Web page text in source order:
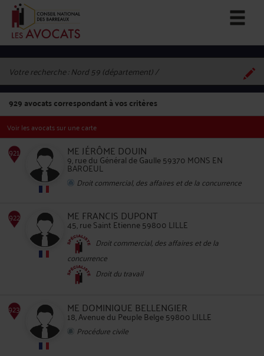
Votre recherche :Nord 59 (département)
929avocats correspondant à vos critères
Voir les avocats sur une carte
ME JÉRÔME DOUIN
9, rue du Général de Gaulle 59370 MONS EN
BAROEUL
Droit commercial, des affaires et de la concurrence
ME FRANCIS DUPONT
45, rue Saint Etienne 59800 LILLE
Droit commercial, des affaires et de la
concurrence
Droit du travail
ME DOMINIQUE BELLENGIER
18, Avenue du Peuple Belge 59800 LILLE
Procédure civile